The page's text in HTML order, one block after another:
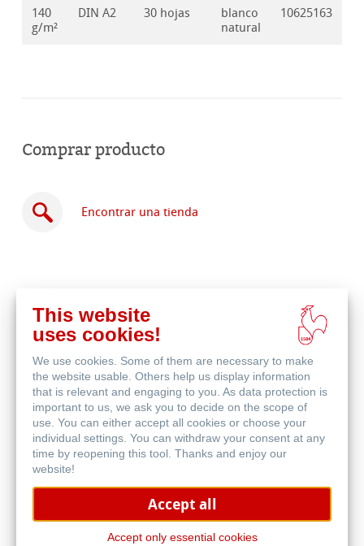
140
g/m²
DIN A2 30 hojas
blanco
natural
10625163
Comprar producto
Encontrar una tienda
Comprar
en
línea
This website
uses cookies!
We use cookies. Some of them are necessary to make
the website usable. Others help us display information
that is relevant and engaging to you. As data protection is
important to us, we ask you to decide on the scope of
use. You can either accept all cookies or choose your
individual settings. You can withdraw your consent at any
time by reopening this tool. Thanks and enjoy our
website!
Accept all
Accept only essential cookies